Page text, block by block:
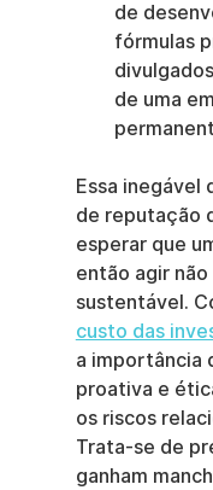
de
fórmulas
de uma
Essa inegável
de reputação
esperar que
então agir
sustentável.
custo das
a importância
proativa e
os riscos
Trata-se de
ganham